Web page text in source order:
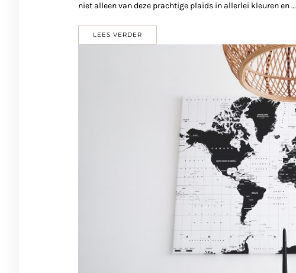
niet alleen van deze prachtige plaids in allerlei kleuren en …
LEES VERDER